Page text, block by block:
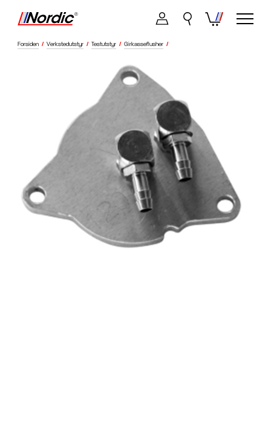
Forsiden / Verkstedutstyr / Testutstyr / Girkasseflusher /